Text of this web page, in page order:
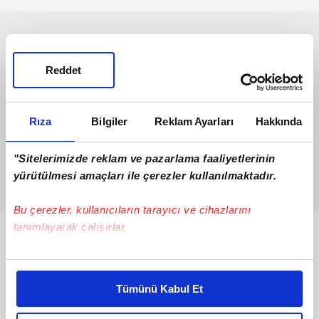
Rıza Bilgiler Reklam Ayarları Hakkında
"Sitelerimizde reklam ve pazarlama faaliyetlerinin
yürütülmesi amaçları ile çerezler kullanılmaktadır.
Bu çerezler, kullanıcıların tarayıcı ve cihazlarını
tanımlayarak çalışırlar.
Bu çerezlere izin vermeniz halinde sizlere özel
daha iyi reklam deneyimi yaşatabiliriz. Bunu yaparken
amacımızın size daha iyi bir reklam deneyimi sunmak
Tümünü Kabul Et
Reddet